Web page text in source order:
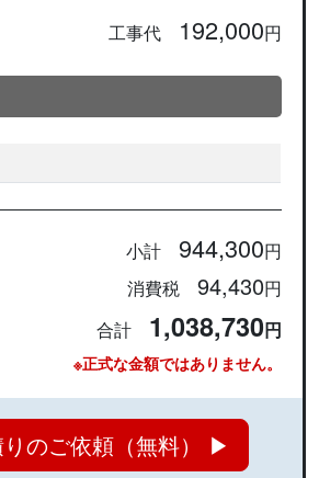
工事代 192,000円
小計 944,300円
消費税 94,430円
合計 1,038,730円
※正式な金額ではありません。
のご依頼（無料） ▶